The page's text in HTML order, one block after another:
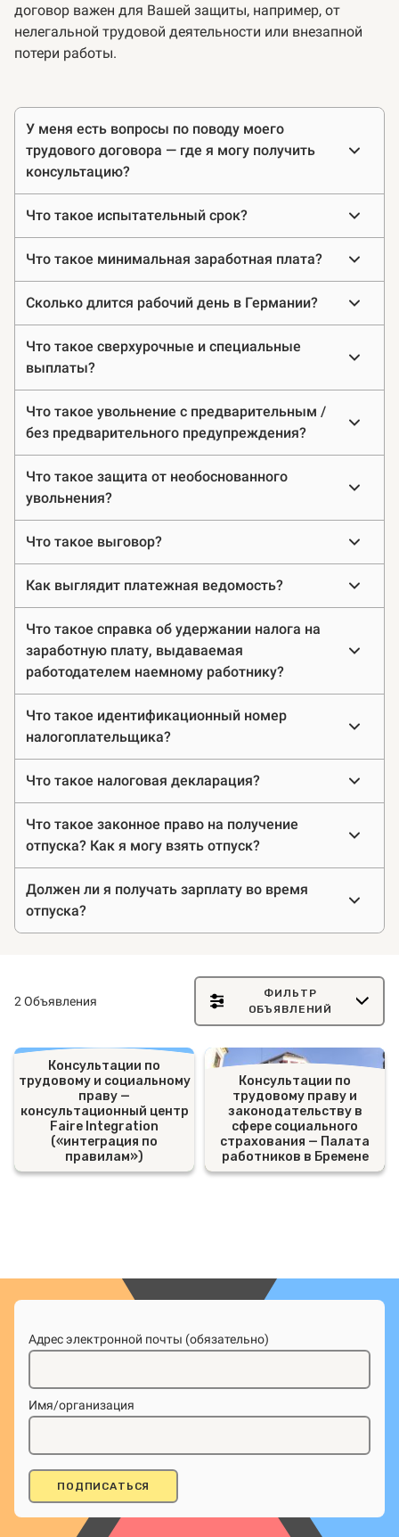
договор важен для Вашей защиты, например, от
нелегальной трудовой деятельности или внезапной
потери работы.
Часто
задаваемые
вопросы
У меня есть вопросы по поводу моего
трудового договора — где я могу получить
консультацию?
Что такое испытательный срок?
Что такое минимальная заработная плата?
Сколько длится рабочий день в Германии?
Что такое сверхурочные и специальные
выплаты?
Что такое увольнение с предварительным /
без предварительного предупреждения?
Что такое защита от необоснованного
увольнения?
Что такое выговор?
Как выглядит платежная ведомость?
Что такое справка об удержании налога на
заработную плату, выдаваемая
работодателем наемному работнику?
Что такое идентификационный номер
налогоплательщика?
Что такое налоговая декларация?
Что такое законное право на получение
отпуска? Как я могу взять отпуск?
Должен ли я получать зарплату во время
отпуска?
2 Объявления
ФИЛЬТР
ОБЪЯВЛЕНИЙ
Консультации по
трудовому и социальному
праву —
консультационный центр
Faire Integration
(«интеграция по
правилам»)
Консультации по
трудовому праву и
законодательству в
сфере социального
страхования — Палата
работников в Бремене
Адрес электронной почты (обязательно)
Имя/организация